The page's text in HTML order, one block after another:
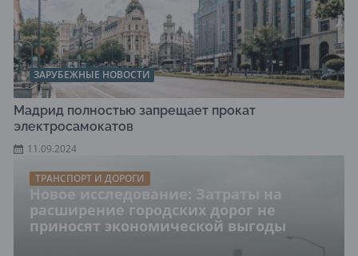
ЗАРУБЕЖНЫЕ НОВОСТИ
Мадрид полностью запрещает прокат
электросамокатов
11.09.2024
ТРАНСПОРТ И ДОРОГИ
Новое исследование: Затраты на
расширение городских дорог не
приносят экономической выгоды